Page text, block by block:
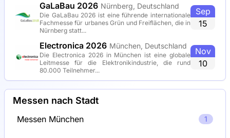
GaLaBau 2026 Nürnberg, Deutschland
Die GaLaBau 2026 ist eine führende internationale
Fachmesse für urbanes Grün und Freiflächen, die in
Nürnberg statt...
Sep
15
Electronica 2026 München, Deutschland
Die Electronica 2026 in München ist eine globale
Leitmesse für die Elektronikindustrie, die rund
80.000 Teilnehmer...
Nov
10
Messen nach Stadt
Messen München 1